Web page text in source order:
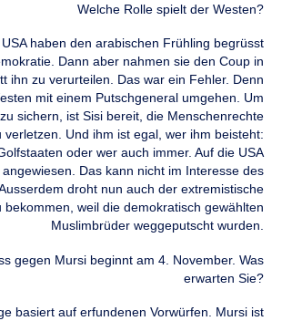
Welche Rolle spielt der Westen?
haben den arabischen Frühling begrüsst
Dann aber nahmen sie den Coup in
ihn zu verurteilen. Das war ein Fehler. Denn
mit einem Putschgeneral umgehen. Um
sichern, ist Sisi bereit, die Menschenrechte
verletzen. Und ihm ist egal, wer ihm beisteht:
oder wer auch immer. Auf die USA
Das kann nicht im Interesse des
droht nun auch der extremistische
bekommen, weil die demokratisch gewählten
Muslimbrüder weggeputscht wurden.
gegen Mursi beginnt am 4. November. Was
erwarten Sie?
basiert auf erfundenen Vorwürfen. Mursi ist